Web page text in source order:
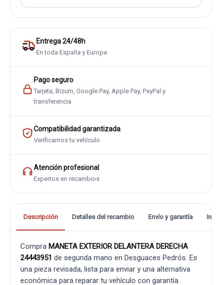
Entrega 24/48h
En toda España y Europa
Pago seguro
Tarjeta, Bizum, Google Pay, Apple Pay, PayPal y
transferencia
Compatibilidad garantizada
Verificamos tu vehículo
Atención profesional
Expertos en recambios
Descripción Detalles del recambio Envío y garantía
Compra MANETA EXTERIOR DELANTERA DERECHA
24443951 de segunda mano en Desguaces Pedrós. Es
una pieza revisada, lista para enviar y una alternativa
económica para reparar tu vehículo con garantía.